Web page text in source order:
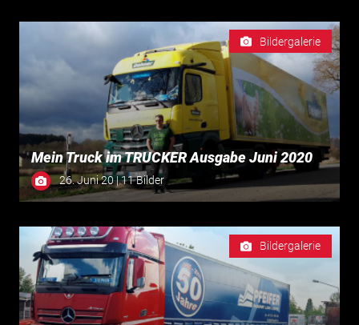
Bildergalerie
Mein Truck im TRUCKER Ausgabe Juni 2020
26. Juni 20 | 11 Bilder
Bildergalerie